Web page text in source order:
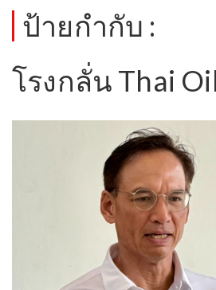
ป้ายกำกับ :
โรงกลั่น Thai